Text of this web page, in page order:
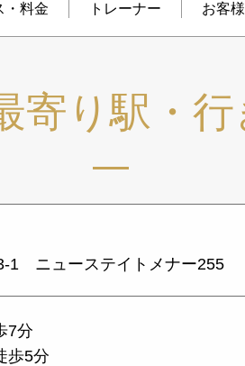
・料金 トレーナー お客
寄り駅・
1 ニューステイトメナー255
7分
歩5分